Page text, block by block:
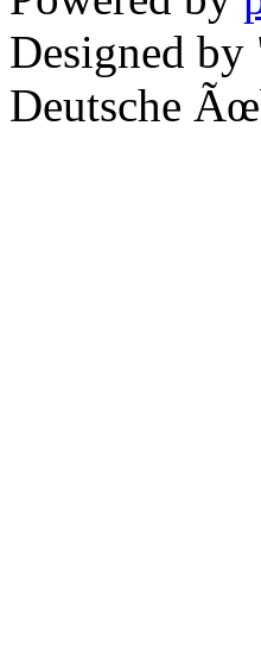
Designed
Deutsche